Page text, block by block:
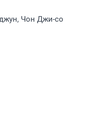
Чон Джи-со